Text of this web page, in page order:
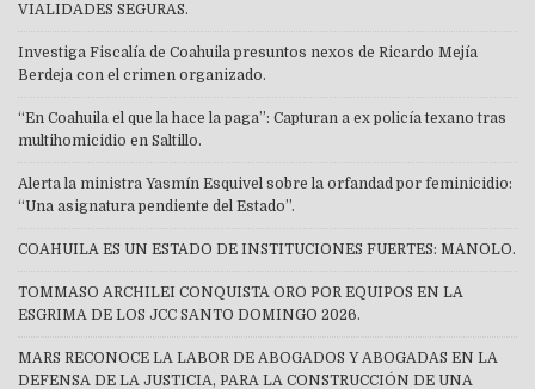
VIALIDADES SEGURAS.
Investiga Fiscalía de Coahuila presuntos nexos de Ricardo Mejía
Berdeja con el crimen organizado.
“En Coahuila el que la hace la paga”: Capturan a ex policía texano tras
multihomicidio en Saltillo.
Alerta la ministra Yasmín Esquivel sobre la orfandad por feminicidio:
“Una asignatura pendiente del Estado”.
COAHUILA ES UN ESTADO DE INSTITUCIONES FUERTES: MANOLO.
TOMMASO ARCHILEI CONQUISTA ORO POR EQUIPOS EN LA
ESGRIMA DE LOS JCC SANTO DOMINGO 2026.
MARS RECONOCE LA LABOR DE ABOGADOS Y ABOGADAS EN LA
DEFENSA DE LA JUSTICIA, PARA LA CONSTRUCCIÓN DE UNA